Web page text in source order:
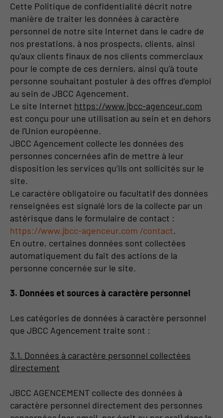
Cette Politique de confidentialité décrit notre
manière de traiter les données à caractère
personnel de notre site Internet dans le cadre de
nos prestations, à nos prospects, clients, ainsi
qu'aux clients finaux de nos clients commerciaux
pour le compte de ces derniers, ainsi qu’à toute
personne souhaitant postuler à des offres d’emploi
au sein de JBCC Agencement.
Le site Internet https://www.jbcc-agenceur.com
est conçu pour une utilisation au sein et en dehors
de l'Union européenne.
JBCC Agencement collecte les données des
personnes concernées afin de mettre à leur
disposition les services qu’ils ont sollicités sur le
site.
Le caractère obligatoire ou facultatif des données
renseignées est signalé lors de la collecte par un
astérisque dans le formulaire de contact :
https://www.jbcc-agenceur.com /contact.
En outre, certaines données sont collectées
automatiquement du fait des actions de la
personne concernée sur le site.
3. Données et sources à caractère personnel
Les catégories de données à caractère personnel
que JBCC Agencement traite sont :
3.1. Données à caractère personnel collectées
directement
JBCC AGENCEMENT collecte des données à
caractère personnel directement des personnes